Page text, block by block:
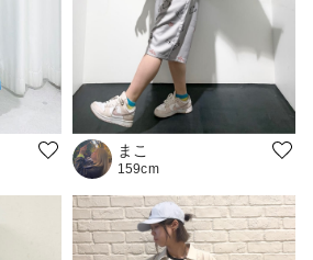
まこ
159cm